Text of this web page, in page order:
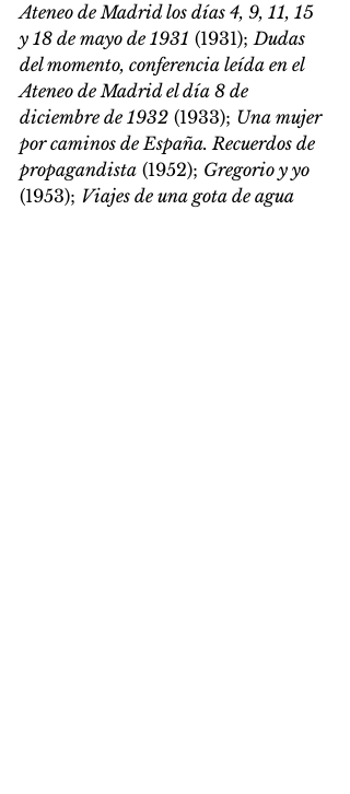
Ateneo de Madrid los días 4, 9, 11, 15
y 18 de mayo de 1931 (1931); Dudas
del momento, conferencia leída en el
Ateneo de Madrid el día 8 de
diciembre de 1932 (1933); Una mujer
por caminos de España. Recuerdos de
propagandista (1952); Gregorio y yo
(1953); Viajes de una gota de agua